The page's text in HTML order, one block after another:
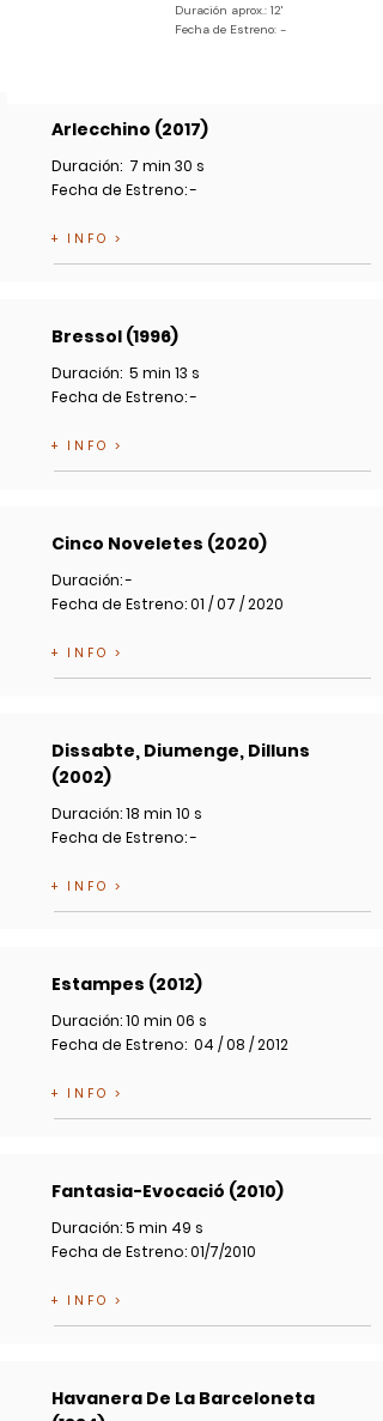
Arlecchino (2017)
Duración: 7 min 30 s
Fecha de Estreno: -
+ INFO >
Bressol (1996)
Duración: 5 min 13 s
Fecha de Estreno: -
+ INFO >
Cinco Noveletes (2020)
Duración: -
Fecha de Estreno: 01 / 07 / 2020
+ INFO >
Dissabte, Diumenge, Dilluns
(2002)
Duración: 18 min 10 s
Fecha de Estreno: -
+ INFO >
Estampes (2012)
Duración: 10 min 06 s
Fecha de Estreno: 04 / 08 / 2012
+ INFO >
Fantasia-Evocació (2010)
Duración: 5 min 49 s
Fecha de Estreno: 01/7/2010
+ INFO >
Havanera De La Barceloneta
Duración aprox.: 12'
Fecha de Estreno: -